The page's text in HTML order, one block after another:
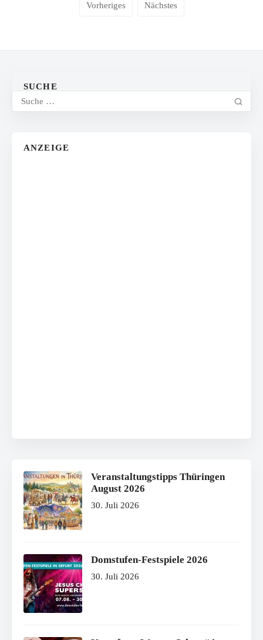
Vorheriges Nächstes
SUCHE
ANZEIGE
Veranstaltungstipps Thüringen
August 2026
30. Juli 2026
Domstufen-Festspiele 2026
30. Juli 2026